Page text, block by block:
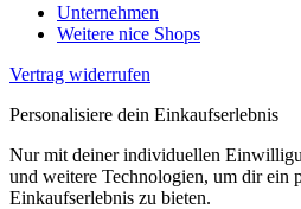
Unternehmen
Weitere nice Shops
Vertrag widerrufen
Personalisiere dein Einkaufserlebnis
Nur mit deiner individuellen
und weitere Technologien, um dir ein
Einkaufserlebnis zu bieten.